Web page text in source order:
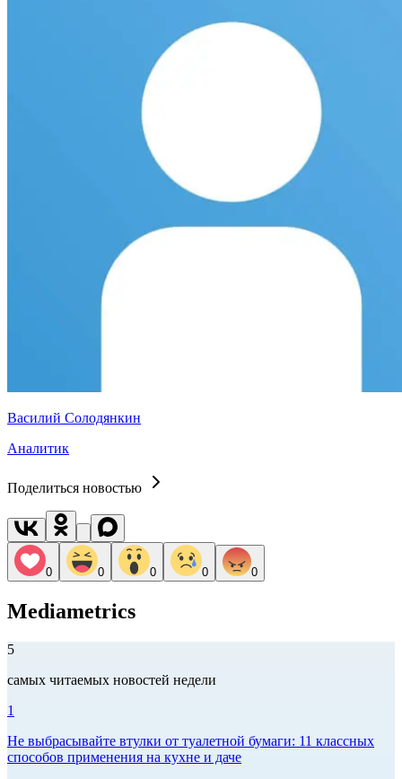
Василий Солодянкин
Аналитик
Поделиться новостью
0 0 0 0 0
Mediametrics
5
самых читаемых новостей недели
1
Не выбрасывайте втулки от туалетной бумаги: 11 классных
способов применения на кухне и даче